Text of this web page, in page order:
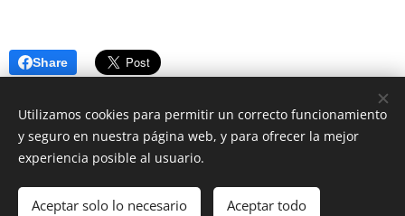
Share
2023 Astrología Positiva | Todos los derechos reservados.
Cookies
Utilizamos cookies para permitir un correcto funcionamiento
y seguro en nuestra página web, y para ofrecer la mejor
experiencia posible al usuario.
Aceptar solo lo necesario Aceptar todo